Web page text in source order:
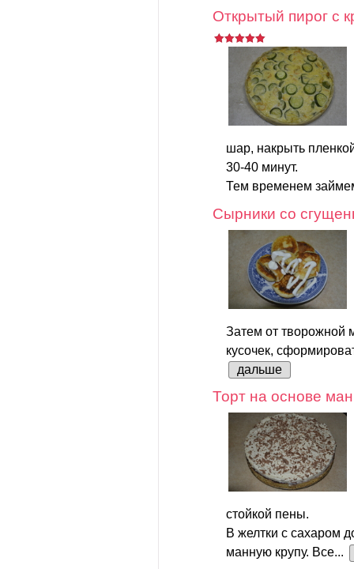
Открытый пирог с
шар, накрыть
30-40 минут.
Тем временем
Сырники со
Затем от творожной
кусочек,
дальше
Торт на основе
стойкой пены.
В желтки с сахаром
манную крупу. Все...